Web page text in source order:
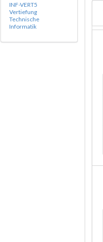
INF-VERT5
Vertiefung
Technische
Informatik